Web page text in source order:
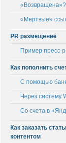
«Возвращена»?
«Мертвые»
PR размещение
Пример пресс-
Как пополнить
С помощью
Через систему
Со счета в
Как заказать
контентом